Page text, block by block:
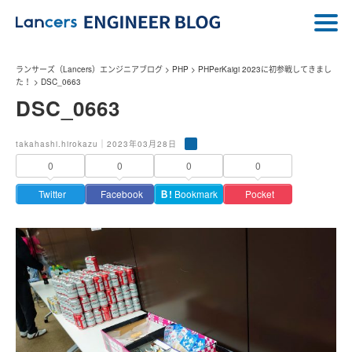
ランサーズ（Lancers）エンジニアブログ > PHP > PHPerKaigi 2023に初参戦してきまし
た！ > DSC_0663
DSC_0663
takahashi.hirokazu｜2023年03月28日
0
Twitter
0
Facebook
0
Ｂ! Bookmark
0
Pocket